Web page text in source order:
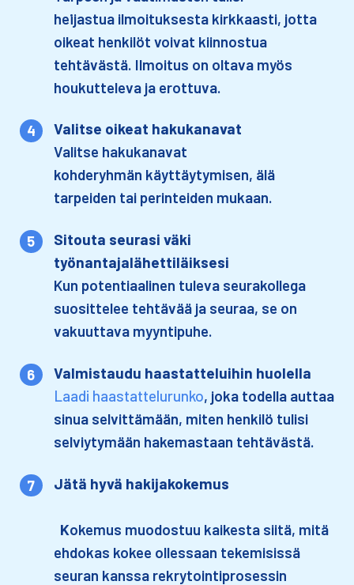
heijastua ilmoituksesta kirkkaasti, jotta
oikeat henkilöt voivat kiinnostua
tehtävästä. Ilmoitus on oltava myös
houkutteleva ja erottuva. ​
Valitse oikeat hakukanavat​
Valitse hakukanavat
kohderyhmän käyttäytymisen, älä
tarpeiden tai perinteiden mukaan.
Sitouta seurasi väki
työnantajalähettiläiksesi​
Kun potentiaalinen tuleva seurakollega
suosittelee tehtävää ja seuraa, se on
vakuuttava myyntipuhe.​
Valmistaudu haastatteluihin huolella​
Laadi haastattelurunko, joka todella auttaa
sinua selvittämään, miten henkilö tulisi
selviytymään hakemastaan tehtävästä.​
Jätä hyvä hakijakokemus
Kokemus muodostuu kaikesta siitä, mitä
ehdokas kokee ollessaan tekemisissä
seuran kanssa rekrytointiprosessin